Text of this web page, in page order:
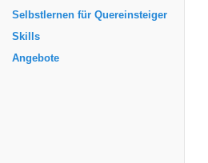
Selbstlernen für Quereinsteiger
Skills
Angebote